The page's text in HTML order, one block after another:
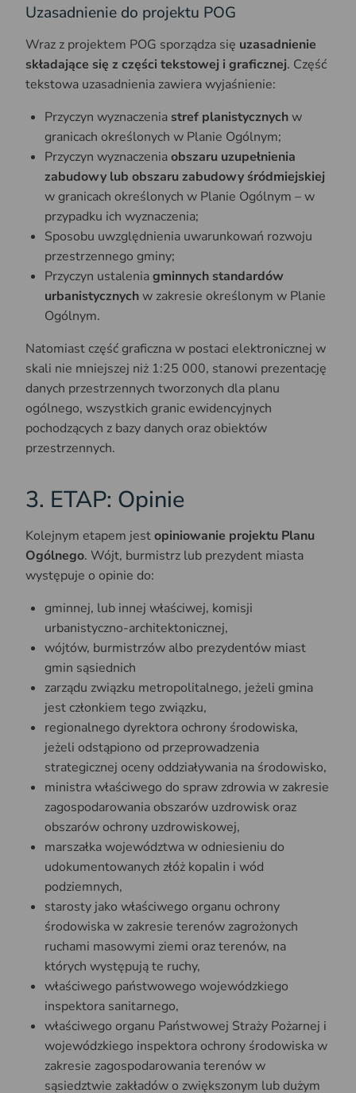
Uzasadnienie do projektu POG
Wraz z projektem POG sporządza się uzasadnienie
składające się z części tekstowej i graficznej. Część
tekstowa uzasadnienia zawiera wyjaśnienie:
Przyczyn wyznaczenia stref planistycznychw
granicach określonych w Planie Ogólnym;
Przyczyn wyznaczeniaobszaru uzupełnienia
zabudowy lub obszaru zabudowy śródmiejskiej
w granicach określonych w Planie Ogólnym – w
przypadku ich wyznaczenia;
Sposobu uwzględnienia uwarunkowań rozwoju
przestrzennego gminy;
Przyczyn ustaleniagminnych standardów
urbanistycznychw zakresie określonym w Planie
Ogólnym.
Natomiast część graficzna w postaci elektronicznej w
skali nie mniejszej niż 1:25 000, stanowi prezentację
danych przestrzennych tworzonych dla planu
ogólnego, wszystkich granic ewidencyjnych
pochodzących z bazy danych oraz obiektów
przestrzennych.
3. ETAP: Opinie
Kolejnym etapem jestopiniowanie projektu Planu
Ogólnego. Wójt, burmistrz lub prezydent miasta
występuje o opinie do:
gminnej, lub innej właściwej, komisji
urbanistyczno-architektonicznej,
wójtów, burmistrzów albo prezydentów miast
gmin sąsiednich
zarządu związku metropolitalnego, jeżeli gmina
jest członkiem tego związku,
regionalnego dyrektora ochrony środowiska,
jeżeli odstąpiono od przeprowadzenia
strategicznej oceny oddziaływania na środowisko,
ministra właściwego do spraw zdrowia w zakresie
zagospodarowania obszarów uzdrowisk oraz
obszarów ochrony uzdrowiskowej,
marszałka województwa w odniesieniu do
udokumentowanych złóż kopalin i wód
podziemnych,
starosty jako właściwego organu ochrony
środowiska w zakresie terenów zagrożonych
ruchami masowymi ziemi oraz terenów, na
których występują te ruchy,
właściwego państwowego wojewódzkiego
inspektora sanitarnego,
właściwego organu Państwowej Straży Pożarnej i
wojewódzkiego inspektora ochrony środowiska w
zakresie zagospodarowania terenów w
sąsiedztwie zakładów o zwiększonym lub dużym